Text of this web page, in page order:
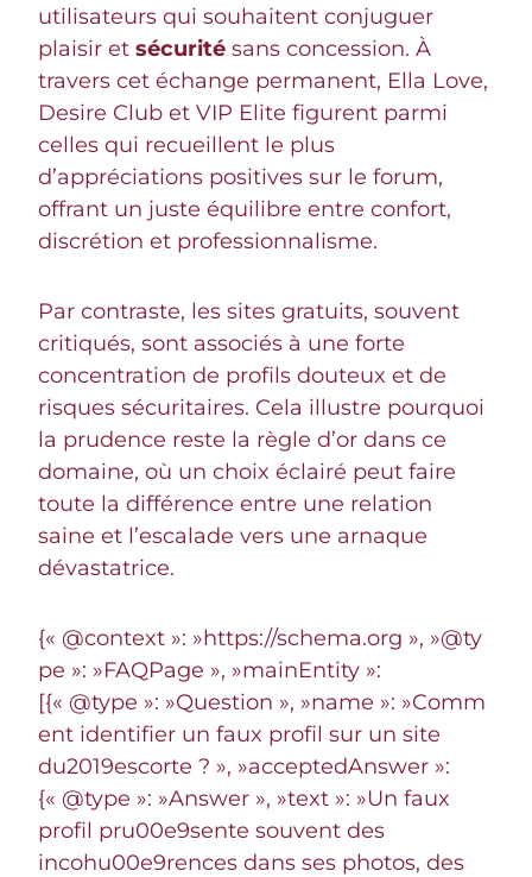
utilisateurs qui souhaitent conjuguer
plaisir et sécurité sans concession. À
travers cet échange permanent, Ella Love,
Desire Club et VIP Elite figurent parmi
celles qui recueillent le plus
d’appréciations positives sur le forum,
offrant un juste équilibre entre confort,
discrétion et professionnalisme.
Par contraste, les sites gratuits, souvent
critiqués, sont associés à une forte
concentration de profils douteux et de
risques sécuritaires. Cela illustre pourquoi
la prudence reste la règle d’or dans ce
domaine, où un choix éclairé peut faire
toute la différence entre une relation
saine et l’escalade vers une arnaque
dévastatrice.
{« @context »: »https://schema.org », »@ty
pe »: »FAQPage », »mainEntity »:
[{« @type »: »Question », »name »: »Comm
ent identifier un faux profil sur un site
du2019escorte ? », »acceptedAnswer »:
{« @type »: »Answer », »text »: »Un faux
profil pru00e9sente souvent des
incohu00e9rences dans ses photos, des